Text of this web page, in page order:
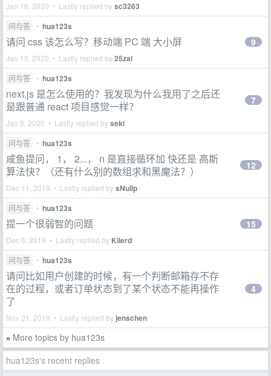
Jan 16, 2020 • Lastly replied bysc3263
问与答 • hua123s
请问 css 该怎么写？移动端 PC 端 大小屏
Jan 10, 2020 • Lastly replied by25zai
9
问与答 • hua123s
next.js 是怎么使用的？我发现为什么我用了之后还
是跟普通 react 项目感觉一样？
Jan 8, 2020 • Lastly replied byseki
7
问与答 • hua123s
咸鱼提问， 1， 2...， n 是直接循环加 快还是 高斯
算法快？（还有什么别的数组求和黑魔法？）
Dec 11, 2019 • Lastly replied bysNullp
12
问与答 • hua123s
提一个很弱智的问题
Dec 6, 2019 • Lastly replied by Kilerd
15
问与答 • hua123s
请问比如用户创建的时候，有一个判断邮箱存不存
在的过程，或者订单状态到了某个状态不能再操作
了
Nov 21, 2019 • Lastly replied by jenschen
4
» More topics by hua123s
hua123s's recent replies